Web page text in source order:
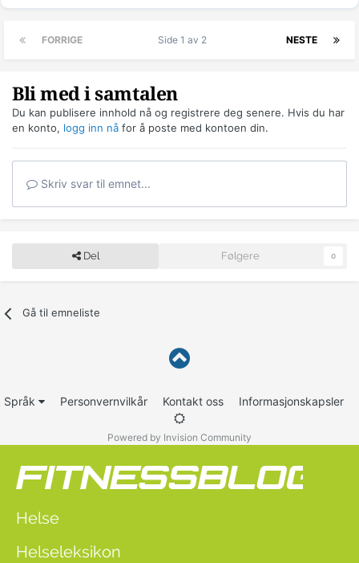
FORRIGE NESTE
Side 1 av 2
Bli med i samtalen
Du kan publisere innhold nå og registrere deg senere. Hvis du har
en konto, logg inn nå for å poste med kontoen din.
Skriv svar til emnet...
Del Følgere 0
Gå til emneliste
Språk Personvernvilkår Kontakt oss Informasjonskapsler
Powered by Invision Community
Helse
Helseleksikon